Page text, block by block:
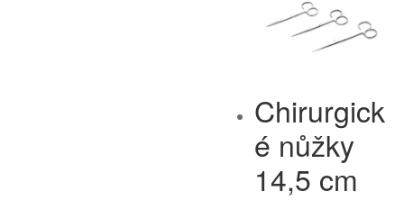
Chirurgick
é nůžky
14,5 cm